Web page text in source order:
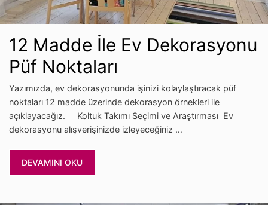
12 Madde İle Ev Dekorasyonu
Püf Noktaları
Yazımızda, ev dekorasyonunda işinizi kolaylaştıracak püf
noktaları 12 madde üzerinde dekorasyon örnekleri ile
açıklayacağız. Koltuk Takımı Seçimi ve Araştırması Ev
dekorasyonu alışverişinizde izleyeceğiniz …
DEVAMINI OKU